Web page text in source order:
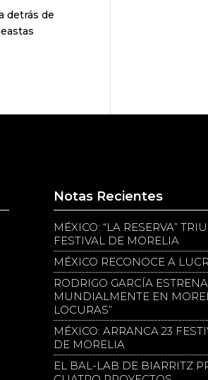
detrás de
Notas Recientes
MÉXICO: “LA RESERVA”
FESTIVAL DE MORELIA
MÉXICO RECONOCE A
RODRIGO GARCÍA ESTRENA
MUNDIALMENTE EN
LOCURAS”
MÉXICO: ARRANCA 23
DE MORELIA
EL BAL-LAB DE BIARRITZ